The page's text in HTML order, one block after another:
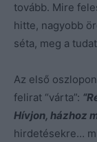
tovább. Mire
hitte, nagyobb
séta, meg a
Az első
felirat “várta”:
Hívjon, házhoz
hirdetésekre…